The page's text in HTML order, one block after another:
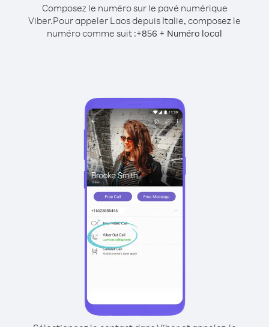
Composez le numéro sur le pavé numérique
Viber.Pour appeler Laos depuis Italie, composez le
numéro comme suit :+856 + Numéro local